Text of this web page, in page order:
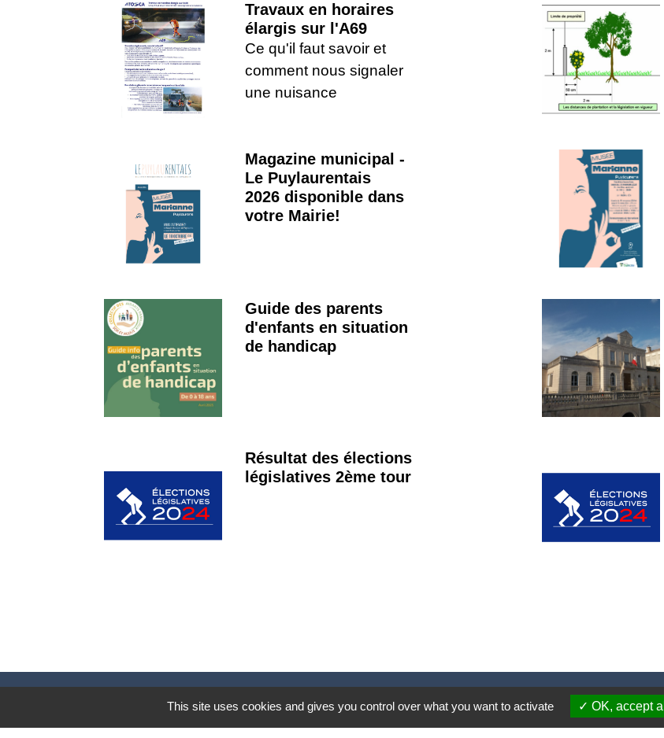
Travaux en horaires
élargis sur l'A69
Ce qu'il faut savoir et
comment nous signaler
une nuisance
Magazine municipal -
Le Puylaurentais
2026 disponible dans
votre Mairie!
Guide des parents
d'enfants en situation
de handicap
Résultat des élections
législatives 2ème tour
Nous contacter
Commune de Puylaurens
This site uses cookies and gives you control over what you want to activate OK, accept all